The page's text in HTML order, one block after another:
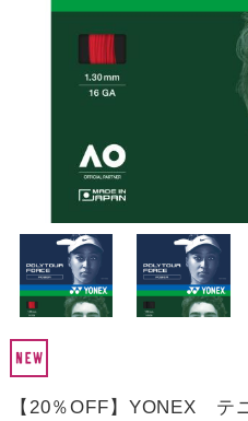
【20％OFF】YONEX テ